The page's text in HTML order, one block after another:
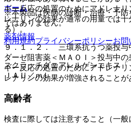
ホーム
薬剤情報
スクラッチダニアレルゲンエキス
ＪＡＵ／ｍＬ
ギー反応の処置のためにアドレナ
レナリンの効果が通常の用量では
る）。
９．１．２． 三環系抗うつ薬投与
ダーゼ阻害薬＜ＭＡＯＩ＞投与中
ギー反応の処置のためにアドレナ
レナリンの効果が増強されることが
高齢者
検査に際しては注意すること（一
※本製品は疾病の診断・治療・予防
ではありません。
利用規約プライバシーポリシーお問